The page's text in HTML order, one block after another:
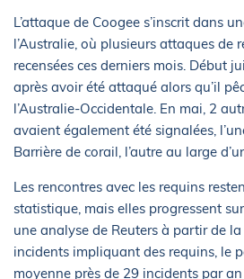
L’attaque de Coogee s’inscrit dans
l’Australie, où plusieurs attaques de
recensées ces derniers mois. Début
après avoir été attaqué alors qu’il
l’Australie-Occidentale. En mai, 2
avaient également été signalées,
Barrière de corail, l’autre au large
Les rencontres avec les requins
statistique, mais elles progressent
une analyse de Reuters à partir de
incidents impliquant des requins, le
moyenne près de 29 incidents par